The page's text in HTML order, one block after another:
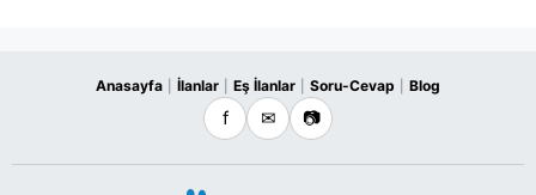
Anasayfa İlanlar Eş İlanlar Soru-Cevap Blog
f ✉ 📷